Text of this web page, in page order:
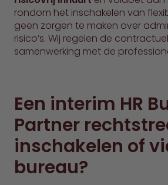
rondom het inschakelen van
geen zorgen te maken over
risico’s. Wij regelen de
samenwerking met de
Een interim HR
Partner
inschakelen of
bureau?